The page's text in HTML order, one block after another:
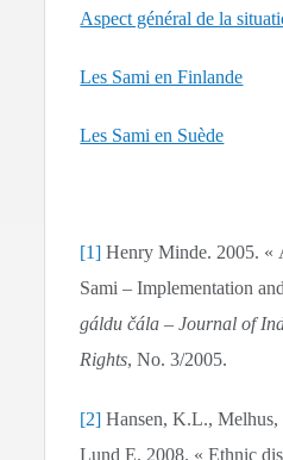
Aspect général de la
Les Sami en Finlande
Les Sami en Suède
[1] Henry Minde. 2005. «
Sami – Implementation
gáldu čála – Journal of
Rights, No. 3/2005.
[2] Hansen, K.L.,
Lund E. 2008. « Ethnic